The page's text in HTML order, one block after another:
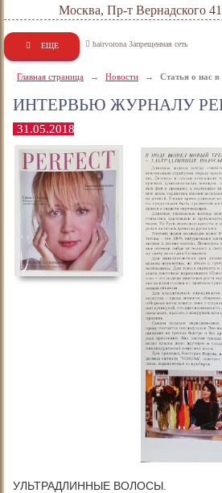
Москва, Пр-т Вернадского
ЕЩЕ hairvorona Запрещенная сеть
Главная страница → Новости → Статья о нас
ИНТЕРВЬЮ ЖУРНАЛУ
31.05.2018
УЛЬТРАДЛИННЫЕ ВОЛОСЫ.